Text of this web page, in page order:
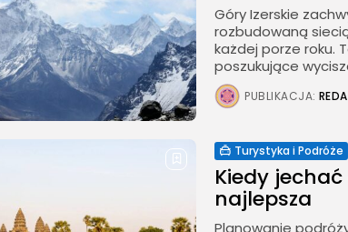
Góry Izerskie
rozbudowaną
każdej porze roku.
poszukujące
PUBLIKACJA:
Turystyka i Podróże
Kiedy
najlepsza
Planowanie